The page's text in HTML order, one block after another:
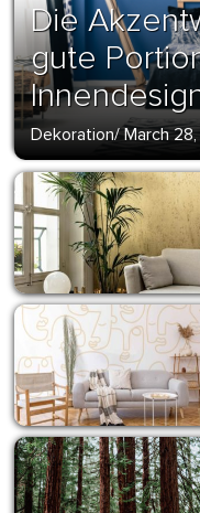
Die
gute
Dekoration/March